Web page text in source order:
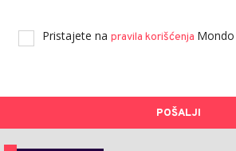
Pristajete na pravila korišćenja
POŠALJI